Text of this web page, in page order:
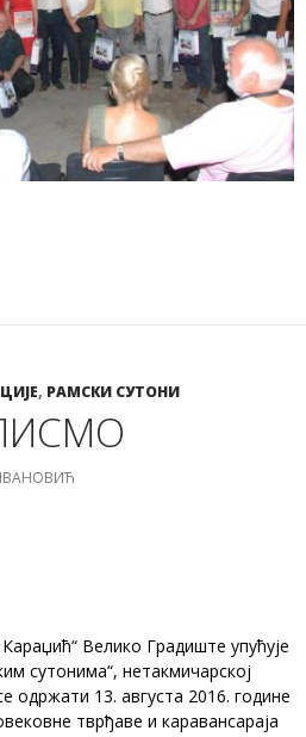
, РАМСКИ СУТОНИ
Велико Градиште упућује
сутонима“, нетакмичарској
одржати 13. августа 2016. године
тврђаве и каравансараја